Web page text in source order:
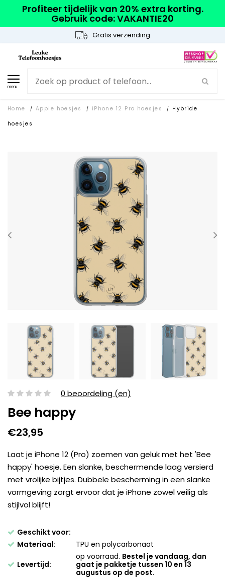
Profiteer tijdelijk van 20% extra korting.
Gebruik code: VAKANTIE20
Gratis verzending
menu
Home / Apple hoesjes / iPhone 12 Pro hoesjes /
Hybride
hoesjes
0 beoordeling (en)
Bee happy
€23,95
Laat je iPhone 12 (Pro) zoemen van geluk met het 'Bee
happy' hoesje. Een slanke, beschermende laag versierd
met vrolijke bijtjes. Dubbele bescherming in een slanke
vormgeving zorgt ervoor dat je iPhone zowel veilig als
stijlvol blijft!
Geschikt voor:
Materiaal:
TPU en polycarbonaat
Levertijd:
op voorraad. Bestel je vandaag, dan
gaat je pakketje tussen 10 en 13
augustus op de post.